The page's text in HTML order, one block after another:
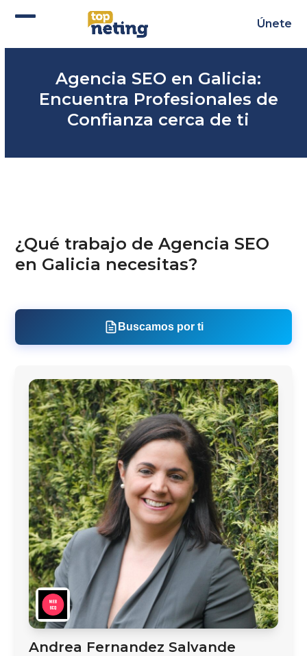
Únete
móvil
móvilAgencia SEO en Galicia:
Encuentra Profesionales de
Confianza cerca de ti
¿Qué trabajo de Agencia SEO
en Galicia necesitas?
Buscamos por ti
Andrea Fernandez Salvande